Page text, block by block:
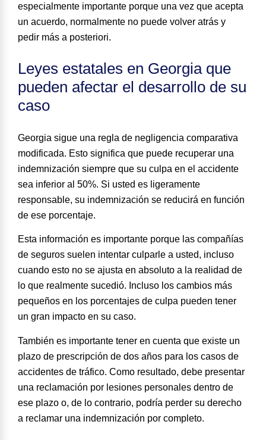
especialmente importante porque una vez que acepta
un acuerdo, normalmente no puede volver atrás y
pedir más a posteriori.
Leyes estatales en Georgia que
pueden afectar el desarrollo de su
caso
Georgia sigue una regla de negligencia comparativa
modificada. Esto significa que puede recuperar una
indemnización siempre que su culpa en el accidente
sea inferior al 50%. Si usted es ligeramente
responsable, su indemnización se reducirá en función
de ese porcentaje.
Esta información es importante porque las compañías
de seguros suelen intentar culparle a usted, incluso
cuando esto no se ajusta en absoluto a la realidad de
lo que realmente sucedió. Incluso los cambios más
pequeños en los porcentajes de culpa pueden tener
un gran impacto en su caso.
También es importante tener en cuenta que existe un
plazo de prescripción de dos años para los casos de
accidentes de tráfico. Como resultado, debe presentar
una reclamación por lesiones personales dentro de
ese plazo o, de lo contrario, podría perder su derecho
a reclamar una indemnización por completo.